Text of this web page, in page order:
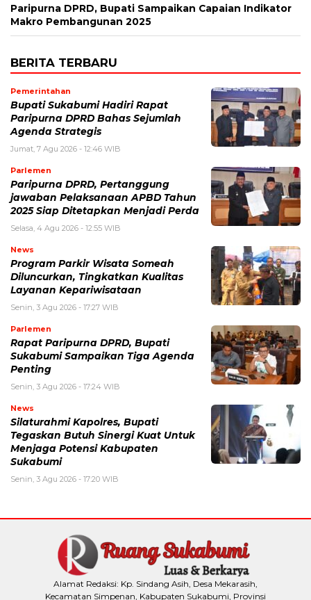
Paripurna DPRD, Bupati Sampaikan Capaian Indikator
Makro Pembangunan 2025
BERITA TERBARU
Pemerintahan
Bupati Sukabumi Hadiri Rapat
Paripurna DPRD Bahas Sejumlah
Agenda Strategis
Jumat, 7 Agu 2026 - 12:46 WIB
Parlemen
Paripurna DPRD, Pertanggung
jawaban Pelaksanaan APBD Tahun
2025 Siap Ditetapkan Menjadi Perda
Selasa, 4 Agu 2026 - 12:55 WIB
News
Program Parkir Wisata Someah
Diluncurkan, Tingkatkan Kualitas
Layanan Kepariwisataan
Senin, 3 Agu 2026 - 17:27 WIB
Parlemen
Rapat Paripurna DPRD, Bupati
Sukabumi Sampaikan Tiga Agenda
Penting
Senin, 3 Agu 2026 - 17:24 WIB
News
Silaturahmi Kapolres, Bupati
Tegaskan Butuh Sinergi Kuat Untuk
Menjaga Potensi Kabupaten
Sukabumi
Senin, 3 Agu 2026 - 17:20 WIB
Alamat Redaksi: Kp. Sindang Asih, Desa Mekarasih,
Kecamatan Simpenan, Kabupaten Sukabumi, Provinsi